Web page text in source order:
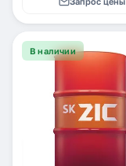
В наличии